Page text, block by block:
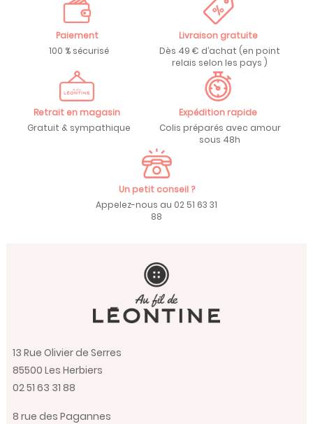
Paiement
100 % sécurisé
Livraison gratuite
Dès 49 € d’achat (en point
relais selon les pays )
Retrait en magasin
Gratuit & sympathique
Expédition rapide
Colis préparés avec amour
sous 48h
Un petit conseil ?
Appelez-nous au 02 51 63 31
88
13 Rue Olivier de Serres
85500 Les Herbiers
02 51 63 31 88
8 rue des Pagannes